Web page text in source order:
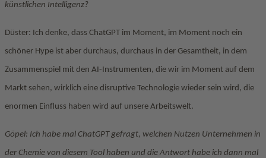
künstlichen Intelligenz?
Düster: Ich denke, dass ChatGPT im Moment, im Moment noch ein
schöner Hype ist aber durchaus, durchaus in der Gesamtheit, in dem
Zusammenspiel mit den AI-Instrumenten, die wir im Moment auf dem
Markt sehen, wirklich eine disruptive Technologie wieder sein wird, die
enormen Einfluss haben wird auf unsere Arbeitswelt.
Göpel: Ich habe mal ChatGPT gefragt, welchen Nutzen Unternehmen in
der Chemie von diesem Tool haben und die Antwort habe ich dann mal